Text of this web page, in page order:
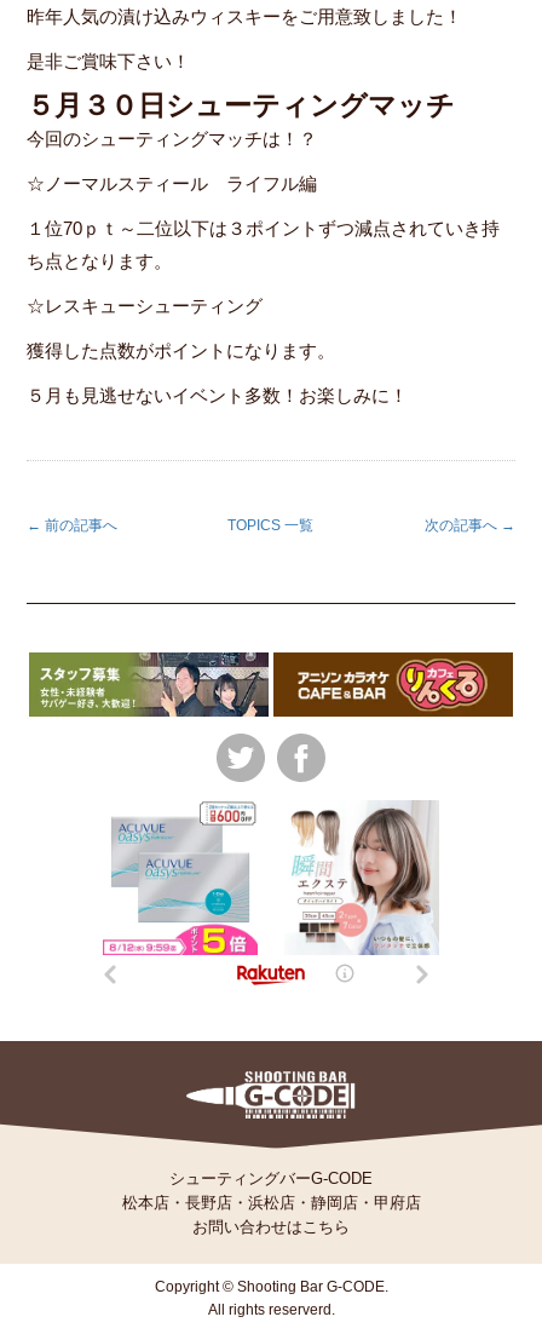
昨年人気の漬け込みウィスキーをご用意致しました！
是非ご賞味下さい！
５月３０日シューティングマッチ
今回のシューティングマッチは！？
☆ノーマルスティール ライフル編
１位70ｐｔ～二位以下は３ポイントずつ減点されていき持
ち点となります。
☆レスキューシューティング
獲得した点数がポイントになります。
５月も見逃せないイベント多数！お楽しみに！
← 前の記事へ 次の記事へ →
TOPICS 一覧
シューティングバーG-CODE
松本店・ 長野店・ 浜松店・ 静岡店・ 甲府店
お問い合わせはこちら
Copyright © Shooting Bar G-CODE.
All rights reserverd.